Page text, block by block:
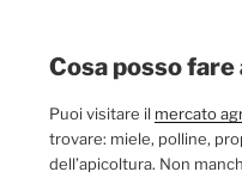
Cosa posso fare
Puoi visitare il mercato
trovare: miele, polline,
dell’apicoltura. Non